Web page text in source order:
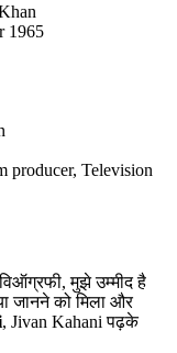
Television
मुझे उम्मीद है
जानने को मिला और
, Jivan Kahani पढ़के